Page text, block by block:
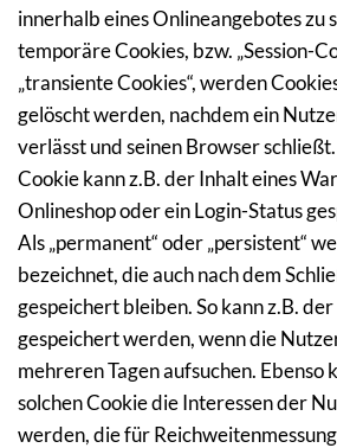
innerhalb eines Onlineangebotes zu
temporäre Cookies, bzw. „Session-
„transiente Cookies“, werden
gelöscht werden, nachdem ein
verlässt und seinen Browser
Cookie kann z.B. der Inhalt eines
Onlineshop oder ein Login-Status
Als „permanent“ oder „persistent“
bezeichnet, die auch nach dem
gespeichert bleiben. So kann z.B.
gespeichert werden, wenn die
mehreren Tagen aufsuchen. Ebenso
solchen Cookie die Interessen der
werden, die für